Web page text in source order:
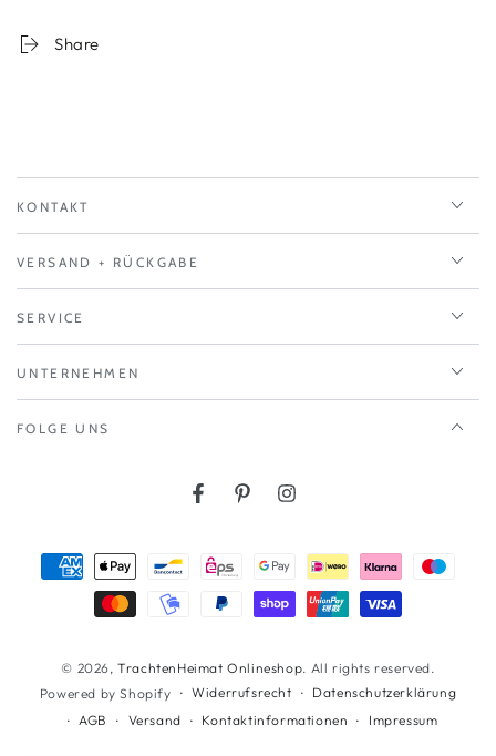
Share
KONTAKT
VERSAND + RÜCKGABE
SERVICE
UNTERNEHMEN
FOLGE UNS
FacebookPinterestInstagram
© 2026,TrachtenHeimat Onlineshop. All rights reserved.
Powered by Shopify
Widerrufsrecht
Datenschutzerklärung
AGB
Versand Kontaktinformationen Impressum
Zahlungsmöglichkeiten